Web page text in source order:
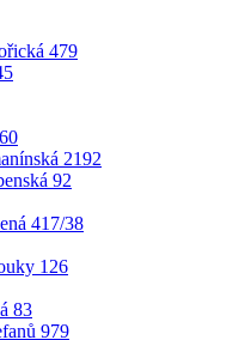
479
2192
92
417/38
126
83
979